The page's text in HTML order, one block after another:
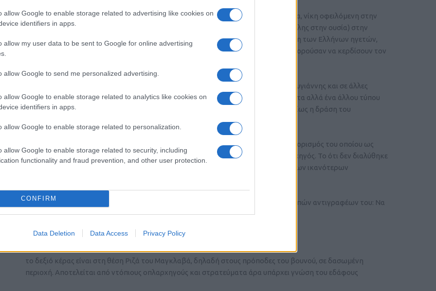
allow Google to enable storage related to advertising like cookies on
identifiers in apps.
allow my user data to be sent to Google for online advertising
allow Google to send me personalized advertising.
allow Google to enable storage related to analytics like cookies on
identifiers in apps.
allow Google to enable storage related to personalization.
allow Google to enable storage related to security, including
functionality and fraud prevention, and other user protection.
CONFIRM
Data Deletion Data Access Privacy Policy
Νομίζω πώς η μικρή νίκη του βεροιώτη Αναστάσιου Καρατάσου στο Σχοικόλακκα, νίκη οφειλόμενη στην
ικανότητα του οπλαρχηγού να επιλέξει ορθώς το πεδίο της μάχης (αντάρτικου πόλης στην ουσία) στην
τακτική του αλλά και στην τύχη (εμφάνιση ραγδαίας βροχής) πρόσθεσε στη σκέψη των Ελλήνων ηγετών,
μαζί με τις προσωπικές έριδες και εγωισμούς, ενδεχομένως μία αλαζονεία: πώς μπορούσαν να κερδίσουν τον
Παρείδαν πώς στο Σχοινόλακκα όπως προηγουμένως στο Παλαιόκαστρο ο Μακρυγιάννης και σε άλλες
μικρότερες αψιμαχίες δεν αντιμετώπιζαν τα γνωστά τους Οθωμανικά στρατεύματα αλλά ένα άλλου τύπου
στρατό, με εκπαίδευση και τακτική διάφορη αυτών που χρόνια αντιμετώπιζαν. Ιδίως η δράση του
Αιγυπτιακού ιππικού στο Σχοινόλακκα δεν εκτιμήθηκε δεόντως
Προφανώς δεν είμαι σε θέση να κρίνω στρατηγικά την επιλογή του Σκούρτη ( ο διορισμός του οποίου ως
αρχιστράτηγου ήταν επιεικώς άστοχος, αν σκεφθούμε ποιών ανδρών ετίθετο αρχηγός. Το ότι δεν διαλύθηκε
άμεσα το ελληνικό στρατόπεδο μου φαίνεται αξιοθαύμαστο, ιδίως από πλευράς των ικανότερων
Η διάταξη επί του πεδίου μου θυμίζει κάπως την αντίστοιχη του Μιλτιάδου και λοιπών αντιγραφέων του: Να
κλείσει η ψαλίδα.
Η επιλογή των σημείων των δύο κεράτων δεν νομίζω πώς είναι εντελώς άστοχη:
το δεξιό κέρας είναι στη θέση Ριζά του Μαγκλαβά, δηλαδή στους πρόποδες του βουνού, σε δασωμένη
περιοχή. Αποτελείται από ντόπιους οπλαρχηγούς και στρατεύματα άρα υπάρχει γνώση του εδάφους